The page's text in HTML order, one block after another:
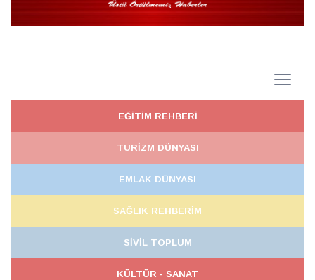
EĞİTİM REHBERİ
TURİZM DÜNYASI
EMLAK DÜNYASI
SAĞLIK REHBERİM
SİVİL TOPLUM
KÜLTÜR - SANAT